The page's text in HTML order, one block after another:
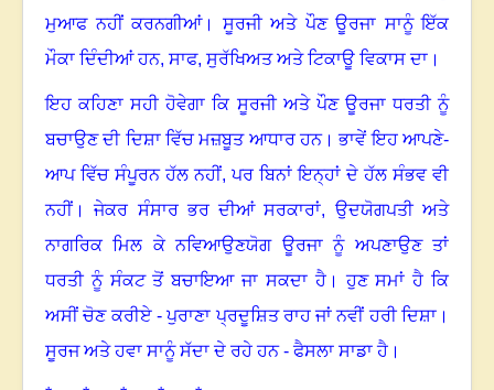
ਮੁਆਫ ਨਹੀਂ ਕਰਨਗੀਆਂ। ਸੂਰਜੀ ਅਤੇ ਪੌਣ ਊਰਜਾ ਸਾਨੂੰ ਇੱਕ
ਮੌਕਾ ਦਿੰਦੀਆਂ ਹਨ, ਸਾਫ, ਸੁਰੱਖਿਅਤ ਅਤੇ ਟਿਕਾਊ ਵਿਕਾਸ ਦਾ ।
ਇਹ ਕਹਿਣਾ ਸਹੀ ਹੋਵੇਗਾ ਕਿ ਸੂਰਜੀ ਅਤੇ ਪੌਣ ਊਰਜਾ ਧਰਤੀ ਨੂੰ
ਬਚਾਉਣ ਦੀ ਦਿਸ਼ਾ ਵਿੱਚ ਮਜ਼ਬੂਤ ਆਧਾਰ ਹਨ।ਭਾਵੇਂ ਇਹ ਆਪਣੇ-
ਆਪ ਵਿੱਚ ਸੰਪੂਰਨ ਹੱਲ ਨਹੀਂ,ਪਰ ਬਿਨਾਂ ਇਨ੍ਹਾਂ ਦੇ ਹੱਲ ਸੰਭਵ ਵੀ
ਨਹੀਂ।ਜੇਕਰ ਸੰਸਾਰ ਭਰ ਦੀਆਂ ਸਰਕਾਰਾਂ, ਉਦਯੋਗਪਤੀ ਅਤੇ
ਨਾਗਰਿਕ ਮਿਲ ਕੇ ਨਵਿਆਉਣਯੋਗ ਊਰਜਾ ਨੂੰ ਅਪਣਾਉਣ ਤਾਂ
ਧਰਤੀ ਨੂੰ ਸੰਕਟ ਤੋਂ ਬਚਾਇਆ ਜਾ ਸਕਦਾ ਹੈ।ਹੁਣ ਸਮਾਂ ਹੈ ਕਿ
ਅਸੀਂ ਚੋਣ ਕਰੀਏ - ਪੁਰਾਣਾ ਪ੍ਰਦੂਸ਼ਿਤ ਰਾਹ ਜਾਂ ਨਵੀਂ ਹਰੀ ਦਿਸ਼ਾ ।
ਸੂਰਜ ਅਤੇ ਹਵਾ ਸਾਨੂੰ ਸੱਦਾ ਦੇ ਰਹੇ ਹਨ - ਫੈਸਲਾ ਸਾਡਾ ਹੈ ।